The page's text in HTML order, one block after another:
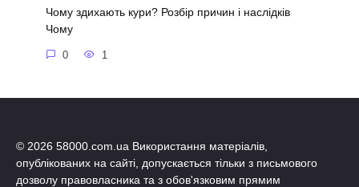
Чому здихають кури? Розбір причин і наслідків
Чому
0 1
© 2026 58000.com.ua Використання матеріалів,
опублікованих на сайті, допускається тільки з письмового
дозволу правовласника та з обов'язковим прямим